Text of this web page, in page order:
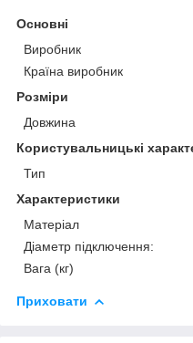
Основні
Виробник
Країна виробник
Розміри
Довжина
Користувальницькі
Тип
Характеристики
Матеріал
Діаметр підключення:
Вага (кг)
Приховати